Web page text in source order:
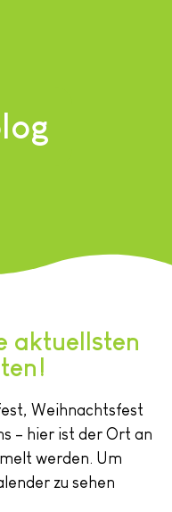
aktuellsten
Weihnachtsfest
– hier ist der Ort an
werden. Um
zu sehen